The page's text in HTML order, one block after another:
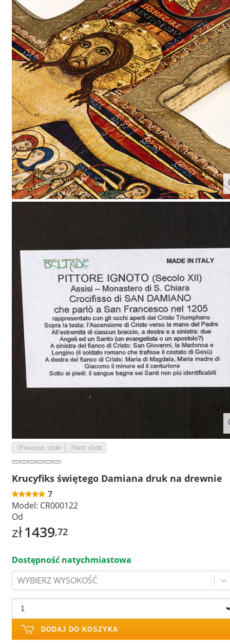
Previous slide Next slide
Krucyfiks świętego Damiana druk na drewnie
7
Model: CR000122
Od
zł1439,72
Dostępność natychmiastowa
WYBIERZ WYSOKOŚĆ
DODAJ DO KOSZYKA